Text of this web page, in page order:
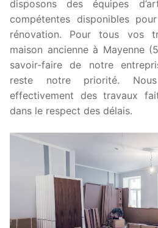
disposons des équipes
compétentes disponibles
rénovation. Pour tous vos
maison ancienne à Mayenne
savoir-faire de notre
reste notre priorité.
effectivement des travaux
dans le respect des délais.